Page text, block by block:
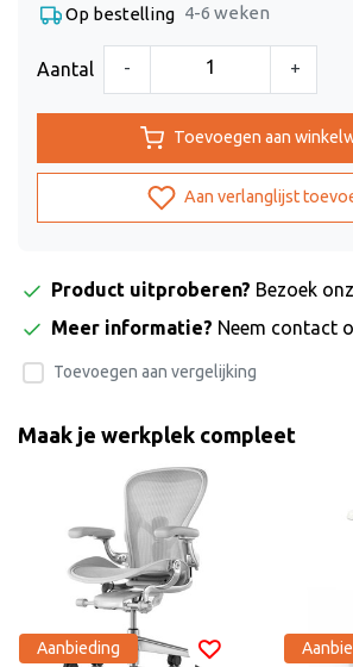
Op bestelling 4-6 weken
Aantal - +
Toevoegen aan
Aan verlanglijst
Product uitproberen? Bezoek
Meer informatie? Neem contact
Toevoegen aan vergelijking
Maak je werkplek compleet
Aanbieding